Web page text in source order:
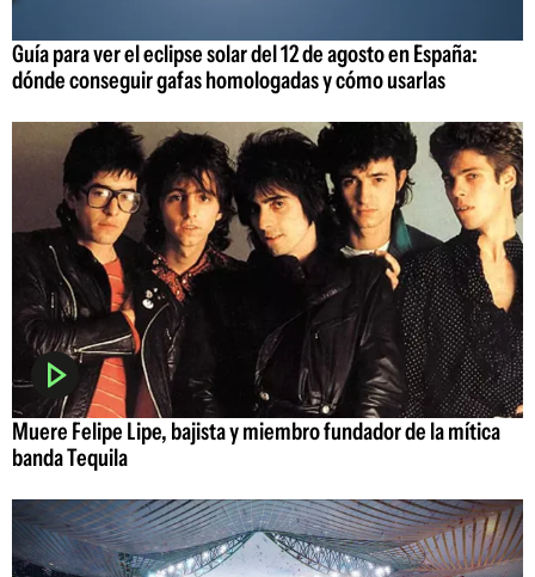
Guía para ver el eclipse solar del 12 de agosto en España:
dónde conseguir gafas homologadas y cómo usarlas
Muere Felipe Lipe, bajista y miembro fundador de la mítica
banda Tequila